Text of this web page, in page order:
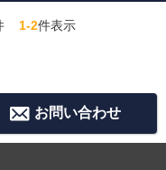
1-2件表示
お問い合わせ